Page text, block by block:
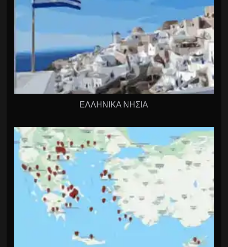
ΕΛΛΗΝΙΚΑ ΝΗΣΙΑ